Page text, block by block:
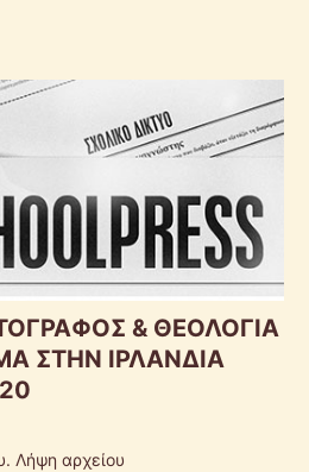
& ΘΕΟΛΟΓΙΑ
ΣΤΗΝ ΙΡΛΑΝΔΙΑ
Λήψη αρχείου